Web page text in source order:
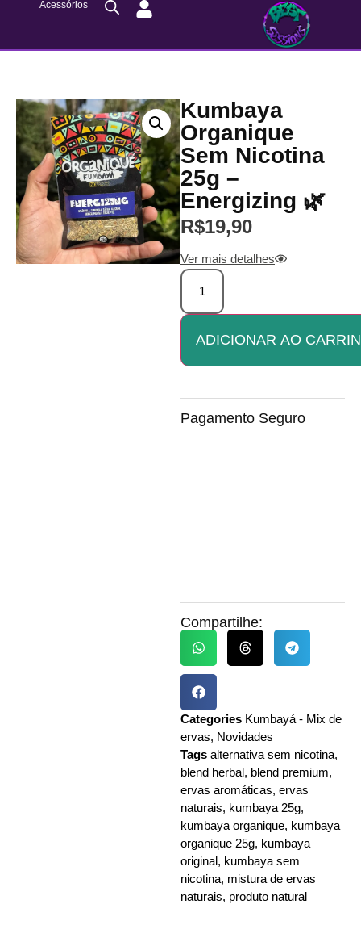
Acessórios
Kumbaya
Organique
Sem Nicotina
25g –
Energizing 🌿
R$19,90
Pagamento Seguro
Compartilhe:
Categories Kumbayá - Mix de
ervas, Novidades
Tags alternativa sem nicotina,
blend herbal, blend premium,
ervas aromáticas, ervas
naturais, kumbaya 25g,
kumbaya organique, kumbaya
organique 25g, kumbaya
original, kumbaya sem
nicotina, mistura de ervas
naturais, produto natural
Ver mais detalhes
ADICIONAR AO